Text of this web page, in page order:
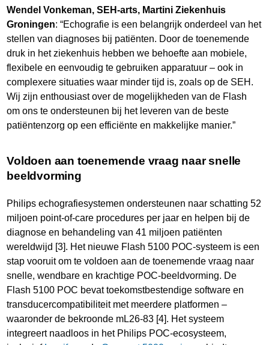
Wendel Vonkeman, SEH-arts, Martini Ziekenhuis
Groningen: “Echografie is een belangrijk onderdeel van het
stellen van diagnoses bij patiënten. Door de toenemende
druk in het ziekenhuis hebben we behoefte aan mobiele,
flexibele en eenvoudig te gebruiken apparatuur – ook in
complexere situaties waar minder tijd is, zoals op de SEH.
Wij zijn enthousiast over de mogelijkheden van de Flash
om ons te ondersteunen bij het leveren van de beste
patiëntenzorg op een efficiënte en makkelijke manier.”
Voldoen aan toenemende vraag naar snelle
beeldvorming
Philips echografiesystemen ondersteunen naar schatting 52
miljoen point-of-care procedures per jaar en helpen bij de
diagnose en behandeling van 41 miljoen patiënten
wereldwijd [3]. Het nieuwe Flash 5100 POC-systeem is een
stap vooruit om te voldoen aan de toenemende vraag naar
snelle, wendbare en krachtige POC-beeldvorming. De
Flash 5100 POC bevat toekomstbestendige software en
transducercompatibiliteit met meerdere platformen –
waaronder de bekroonde mL26-83 [4]. Het systeem
integreert naadloos in het Philips POC-ecosysteem,